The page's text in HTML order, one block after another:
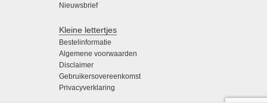
Nieuwsbrief
Kleine lettertjes
Bestelinformatie
Algemene voorwaarden
Disclaimer
Gebruikersovereenkomst
Privacyverklaring